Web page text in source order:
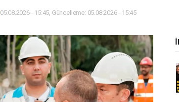
05.08.2026 - 15:45, Güncelleme: 05.08.2026 - 15:45